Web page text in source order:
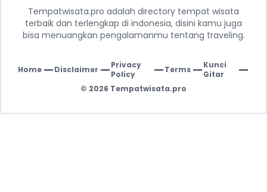
Tempatwisata.pro adalah directory tempat wisata
terbaik dan terlengkap di indonesia, disini kamu juga
bisa menuangkan pengalamanmu tentang traveling.
Home| Disclaimer | Privacy
Policy
| Terms| Kunci
Gitar
|
© 2026 Tempatwisata.pro